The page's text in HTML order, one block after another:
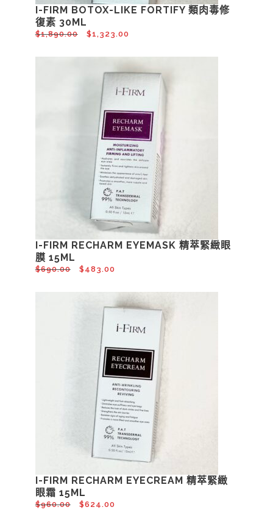
I-FIRM BOTOX-LIKE FORTIFY 類肉毒修
復素 30ML
$1,890.00 $1,323.00
I-FIRM RECHARM EYEMASK 精萃緊緻眼
膜 15ML
$690.00 $ 483.00
I-FIRM RECHARM EYECREAM 精萃緊緻
眼霜 15ML
$960.00 $624.00